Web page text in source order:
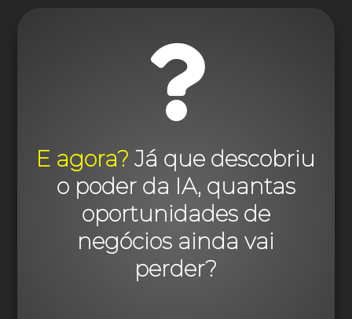

E agora? Já que descobriu
o poder da IA, quantas
oportunidades de
negócios ainda vai
perder?